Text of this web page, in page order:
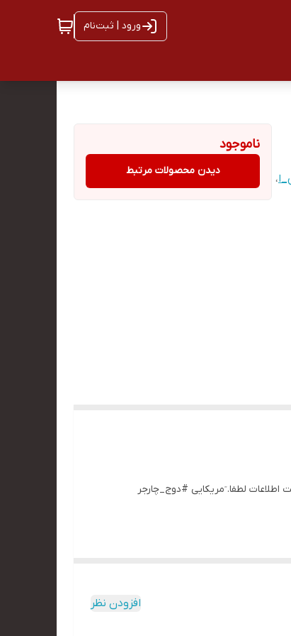
ورود | ثبت‌نام
،
ناموجود
دیدن محصولات مرتبط
سنگین وزن .دارای استند و شو کیس.کاپوت باز شود ۵۰۰۰ عددی. جهت دریافت اطلاعات لطفا. ٓمریکایی #دوج_چارجر
افزودن نظر